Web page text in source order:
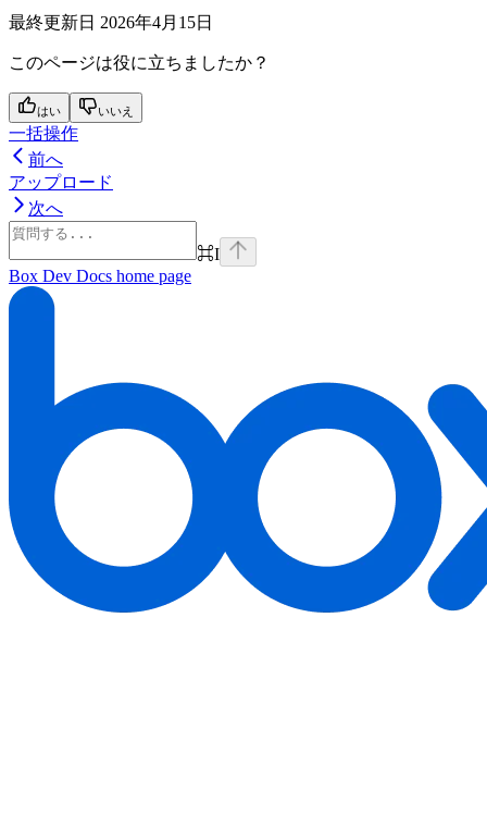
最終更新日 2026年4月15日
このページは役に立ちましたか？
はい いいえ
一括操作
前へ
アップロード
次へ
⌘I
Box Dev Docs home page